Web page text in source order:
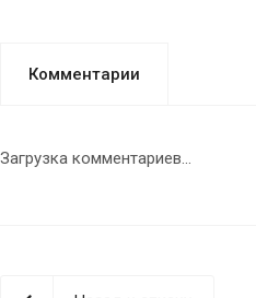
Комментарии
Загрузка комментариев...